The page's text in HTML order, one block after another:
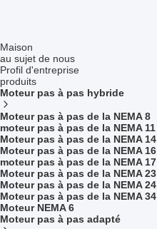
Maison
au sujet de nous
Profil d'entreprise
produits
Moteur pas à pas hybride
Moteur pas à pas de la NEMA 8
moteur pas à pas de la NEMA 11
Moteur pas à pas de la NEMA 14
Moteur pas à pas de la NEMA 16
moteur pas à pas de la NEMA 17
Moteur pas à pas de la NEMA 23
Moteur pas à pas de la NEMA 24
Moteur pas à pas de la NEMA 34
Moteur NEMA 6
Moteur pas à pas adapté